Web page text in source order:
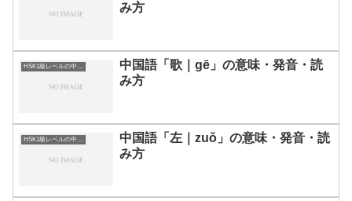
み方
HSK1級レベルの中国語
中国語「歌｜gē」の意味・発音・読
み方
HSK1級レベルの中国語
中国語「左｜zuǒ」の意味・発音・読
み方